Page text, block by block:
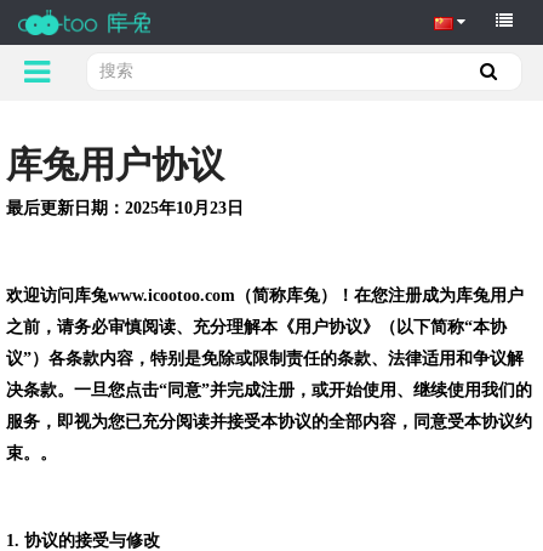
库兔用户协议
最后更新日期： 2025年10月 23 日
欢迎访问库兔www.icootoo.com （简称库兔）！ 在您注册成为库兔用户
之前，请务必审慎阅读、充分理解本《用户协议》（以下简称“本协
议”）各条款内容，特别是免除或限制责任的条款、法律适用和争议解
决条款。一旦您点击“同意”并完成注册，或开始使用、继续使用我们的
服务，即视为您已充分阅读并接受本协议的全部内容，同意受本协议约
束。 。
1. 协议的接受与修改